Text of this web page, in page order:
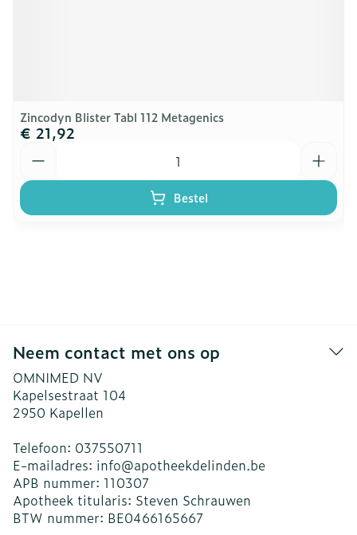
Zincodyn Blister Tabl 112 Metagenics
€ 21,92
Bestel
Neem contact met ons op
OMNIMED NV
Kapelsestraat 104
2950 Kapellen
Telefoon: 037550711
E-mailadres: info@apotheekdelinden.be
APB nummer: 110307
Apotheek titularis: Steven Schrauwen
BTW nummer: BE0466165667